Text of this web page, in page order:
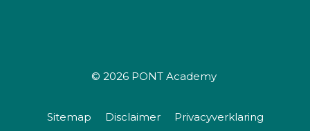
© 2026 PONT Academy
Sitemap Disclaimer Privacyverklaring